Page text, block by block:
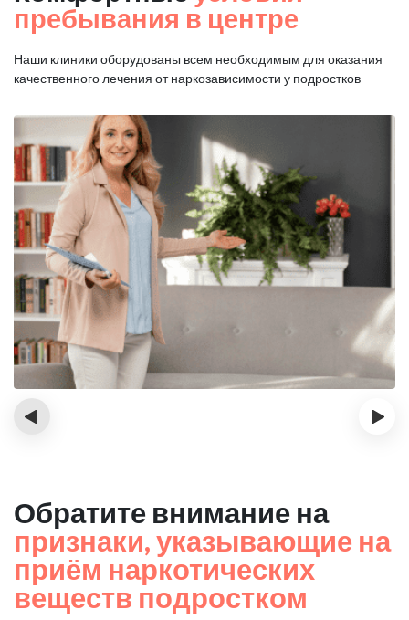
пребывания в центре
Наши клиники оборудованы всем необходимым для оказания
качественного лечения от наркозависимости у подростков
‹ ›
Обратите внимание на
признаки, указывающие на
приём наркотических
веществ подростком